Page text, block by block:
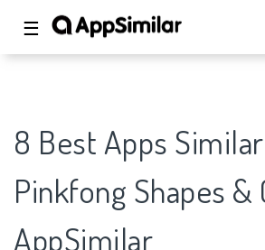
☰
8 Best Apps
Pinkfong Shapes &
AppSimilar